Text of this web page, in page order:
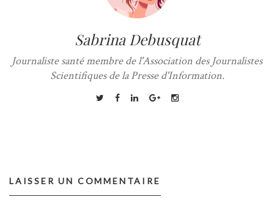
Sabrina Debusquat
Journaliste santé membre de l'Association des Journalistes
Scientifiques de la Presse d'Information.
LAISSER UN COMMENTAIRE